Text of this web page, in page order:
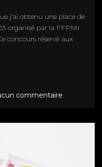
j'ai obtenu une place de
organisé par la FFPMI
concours réservé aux
commentaire